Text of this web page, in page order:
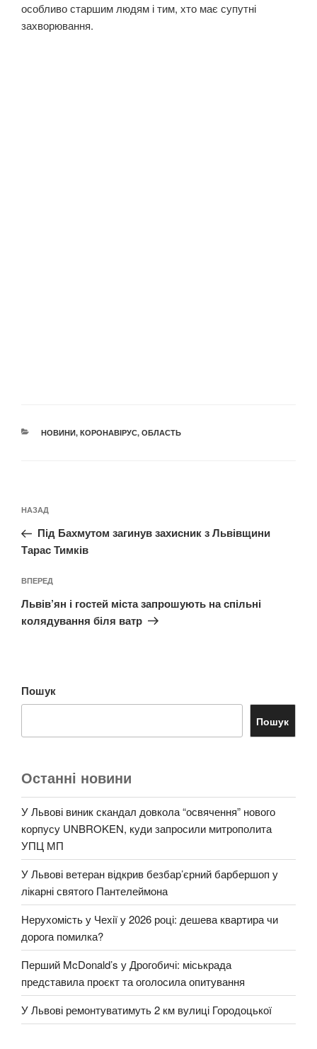
особливо старшим людям і тим, хто має супутні
захворювання.
КАТЕГОРІЇ
НОВИНИ, КОРОНАВІРУС, ОБЛАСТЬ
записів
Попередній
запис:
НАЗАД
Під Бахмутом загинув захисник з Львівщини
Тарас Тимків
Наступний
запис
ВПЕРЕД
Львів’ян і гостей міста запрошують на спільні
колядування біля ватр
Пошук
Пошук
Останні новини
У Львові виник скандал довкола “освячення” нового
корпусу UNBROKEN, куди запросили митрополита
УПЦ МП
У Львові ветеран відкрив безбар’єрний барбершоп у
лікарні святого Пантелеймона
Нерухомість у Чехії у 2026 році: дешева квартира чи
дорога помилка?
Перший McDonald’s у Дрогобичі: міськрада
представила проєкт та оголосила опитування
У Львові ремонтуватимуть 2 км вулиці Городоцької